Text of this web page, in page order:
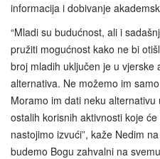
informacija i dobivanje
“Mladi su budućnost, ali i
pružiti mogućnost kako ne bi
broj mladih uključen je u
alternativa. Ne možemo im
Moramo im dati neku
ostalih korisnih aktivnosti koje
nastojimo izvući”, kaže Nedim
budemo Bogu zahvalni na